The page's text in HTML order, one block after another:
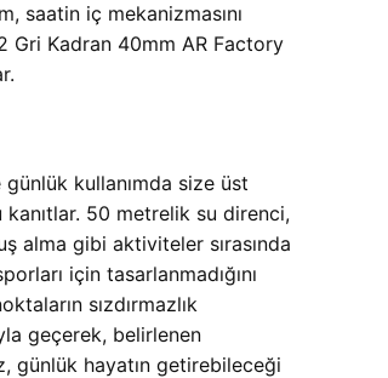
saatin iç mekanizmasını
Gri Kadran 40mm AR Factory
kullanımda size üst
50 metrelik su direnci,
alma gibi aktiviteler sırasında
için tasarlanmadığını
sızdırmazlık
geçerek, belirlenen
günlük hayatın getirebileceği